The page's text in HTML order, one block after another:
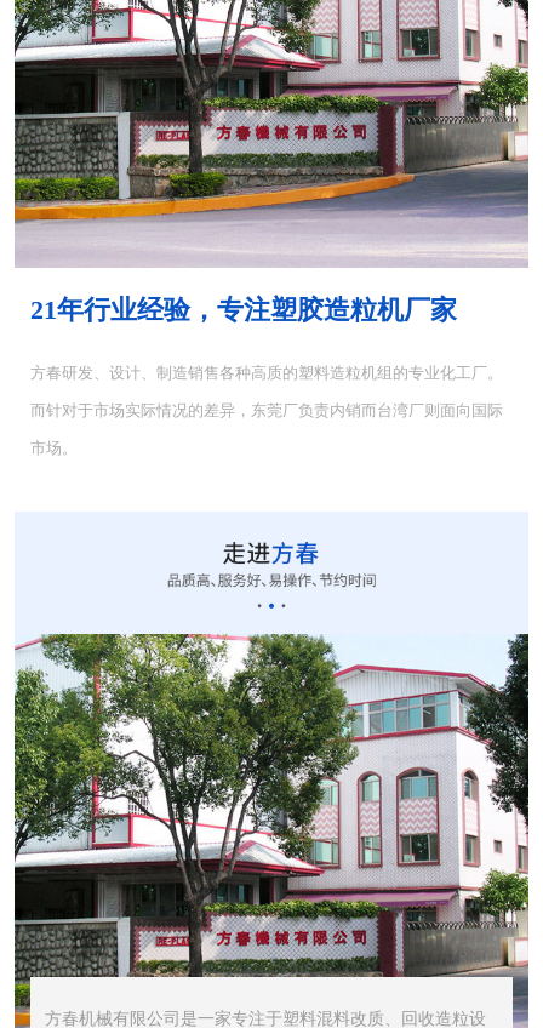
MH-4000塑胶混... MH-6000塑料混...
CUT-20立式切粒...
STR1000振动筛... STR600震动筛<...
21年行业经验，专注塑胶造粒机厂家
方春研发、设计、制造销售各种高质的塑料造粒机组的专业化工厂。
而针对于市场实际情况的差异，东莞厂负责内销而台湾厂则面向国际
市场。
方春机械有限公司是一家专注于塑料混料改质、回收造粒设